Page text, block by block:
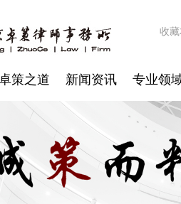
收
策之道 新闻资讯 专业领